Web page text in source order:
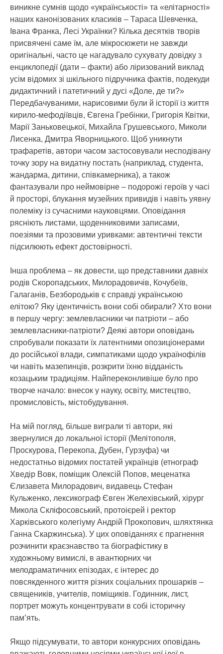
виникне сумнів щодо «українськості» та «елітарності»
наших канонізованих класиків – Тараса Шевченка,
Івана Франка, Лесі Українки? Кілька десятків творів
присвячені саме їм, але мікросюжети не завжди
оригінальні, часто це нагадувало сухувату довідку з
енциклопедії (дати – факти) або ліризований виклад
усім відомих зі шкільного підручника фактів, подекуди
дидактичний і патетичний у дусі «Доле, де ти?»
Передбачуваними, нарисовими були й історії із життя
кирило-мефодіївців, Євгена Гребінки, Григорія Квітки,
Марії Заньковецької, Михайла Грушевського, Миколи
Лисенка, Дмитра Яворницького. Щоб уникнути
трафаретів, автори часом застосовували несподівану
точку зору на видатну постать (наприклад, студента,
жандарма, дитини, співкамерника), а також
фантазували про неймовірне – подорожі героїв у часі
й просторі, блукання музейних привидів і навіть уявну
полеміку із сучасними науковцями. Оповідання
рясніють листами, щоденниковими записами,
поезіями та прозовими уривками: автентичні тексти
підсилюють ефект достовірності.
Інша проблема – як довести, що представники давніх
родів Скоропадських, Милорадовичів, Кочубеїв,
Галаганів, Безбородьків є справді українською
елітою? Яку ідентичність вони собі обирали? Хто вони
в першу чергу: землевласники чи патріоти – або
землевласники-патріоти? Деякі автори оповідань
спробували показати їх латентними опозиціонерами
до російської влади, симпатиками щодо українофілів
чи навіть мазепинців, розкрити їхню відданість
козацьким традиціям. Найпереконливіше було про
творче начало: внесок у науку, освіту, мистецтво,
промисловість, містобудування.
На мій погляд, більше виграли ті автори, які
звернулися до локальної історії (Мелітополя,
Проскурова, Перекопа, Дубен, Гурзуфа) чи
недостатньо відомих постатей українців (етнограф
Хведір Вовк, поміщик Олексій Попов, меценатка
Єлизавета Милорадович, видавець Стефан
Кульженко, лексикограф Євген Желехівський, хірург
Микола Скліфосовський, протоієрей і ректор
Харківського колегіуму Андрій Прокопович, шляхтянка
Ганна Скаржинська). У цих оповіданнях є прагнення
розчинити краєзнавство та біографістику в
художньому вимислі, в авантюрних чи
мелодраматичних епізодах, є інтерес до
повсякденного життя різних соціальних прошарків –
священиків, учителів, поміщиків. Годинник, лист,
портрет можуть концентрувати в собі історичну
пам’ять.
Якщо підсумувати, то автори конкурсних оповідань